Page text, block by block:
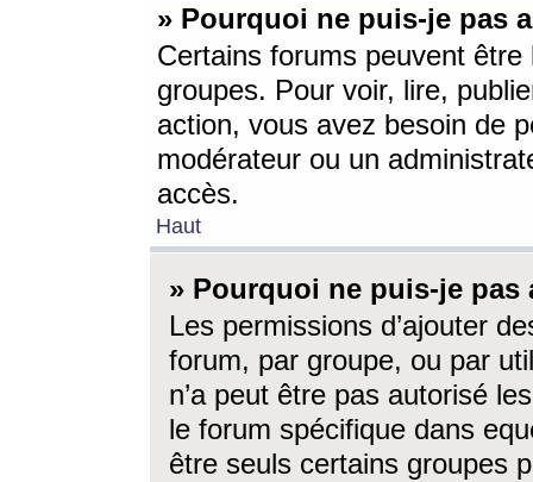
» Pourquoi ne puis-je pas
Certains forums peuvent être
groupes. Pour voir, lire,
action, vous avez besoin de
modérateur ou un
accès.
Haut
» Pourquoi ne puis-je
Les permissions d’ajouter
forum, par groupe, ou par
n’a peut être pas autorisé
le forum spécifique dans
être seuls certains groupes